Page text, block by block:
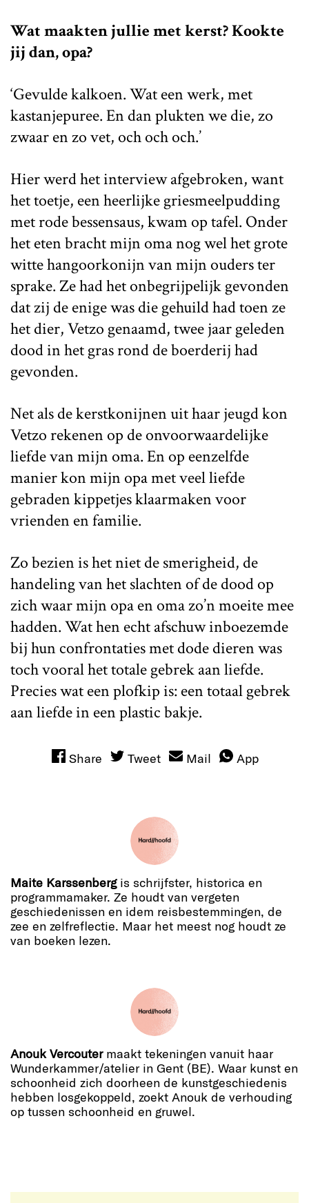
Wat maakten jullie met kerst? Kookte
jij dan, opa?
‘Gevulde kalkoen. Wat een werk, met
kastanjepuree. En dan plukten we die, zo
zwaar en zo vet, och och och.’
Hier werd het interview afgebroken, want
het toetje, een heerlijke griesmeelpudding
met rode bessensaus, kwam op tafel. Onder
het eten bracht mijn oma nog wel het grote
witte hangoorkonijn van mijn ouders ter
sprake. Ze had het onbegrijpelijk gevonden
dat zij de enige was die gehuild had toen ze
het dier, Vetzo genaamd, twee jaar geleden
dood in het gras rond de boerderij had
gevonden.
Net als de kerstkonijnen uit haar jeugd kon
Vetzo rekenen op de onvoorwaardelijke
liefde van mijn oma. En op eenzelfde
manier kon mijn opa met veel liefde
gebraden kippetjes klaarmaken voor
vrienden en familie.
Zo bezien is het niet de smerigheid, de
handeling van het slachten of de dood op
zich waar mijn opa en oma zo’n moeite mee
hadden. Wat hen echt afschuw inboezemde
bij hun confrontaties met dode dieren was
toch vooral het totale gebrek aan liefde.
Precies wat een plofkip is: een totaal gebrek
aan liefde in een plastic bakje.
Share Tweet Mail App
Maite Karssenbergis schrijfster, historica en
programmamaker. Ze houdt van vergeten
geschiedenissen en idem reisbestemmingen, de
zee en zelfreflectie. Maar het meest nog houdt ze
van boeken lezen.
Anouk Vercoutermaakt tekeningen vanuit haar
Wunderkammer/atelier in Gent (BE). Waar kunst en
schoonheid zich doorheen de kunstgeschiedenis
hebben losgekoppeld, zoekt Anouk de verhouding
op tussen schoonheid en gruwel.